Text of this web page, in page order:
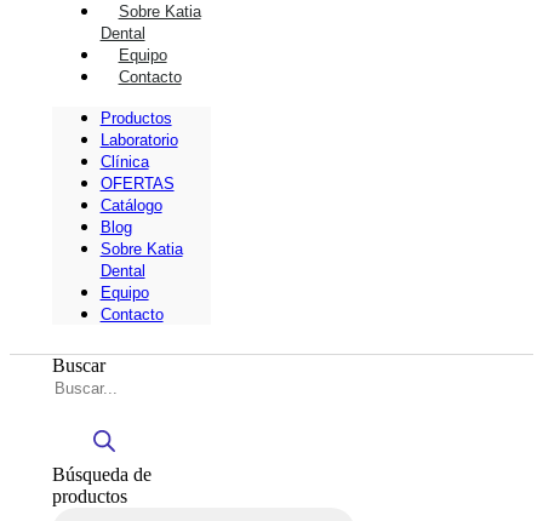
Sobre Katia
Dental
Equipo
Contacto
Productos
Laboratorio
Clínica
OFERTAS
Catálogo
Blog
Sobre Katia
Dental
Equipo
Contacto
Buscar
Búsqueda de
productos